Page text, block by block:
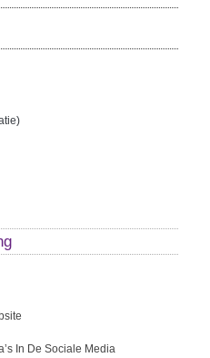
In De Sociale Media